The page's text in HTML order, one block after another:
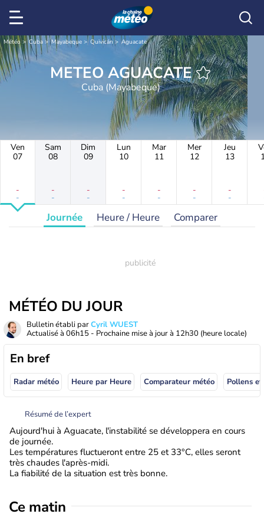
Météo Cuba Mayabeque Quivicán Aguacate
METEO AGUACATE
Cuba (Mayabeque)
Ven
07
-
-
Sam
08
-
-
Dim
09
-
-
Lun
10
-
-
Mar
11
-
-
Mer
12
-
-
Jeu
13
-
-
Journée Heure / Heure Comparer
MÉTÉO DU JOUR
Bulletin établi parCyril WUEST
Actualisé à 06h15 - Prochaine mise à jour à 12h30 (heure locale)
En bref
Radar météo Heure par Heure Comparateur météo Pollens
Résumé de l’expert
Aujourd'hui à Aguacate, l'instabilité se développera en cours
de journée.
Les températures fluctueront entre 25 et 33°C, elles seront
très chaudes l'après-midi.
La fiabilité de la situation est très bonne.
Ce matin